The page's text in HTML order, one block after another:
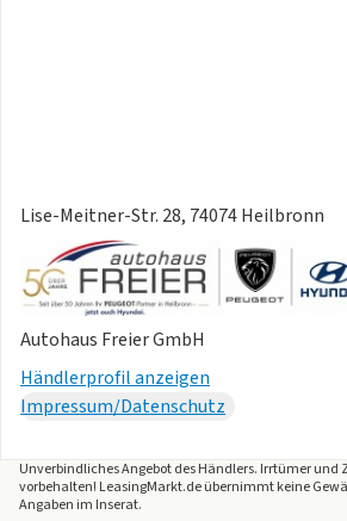
Lise-Meitner-Str. 28, 74074 Heilbronn
Autohaus Freier GmbH
Händlerprofil anzeigen
Impressum/Datenschutz
Unverbindliches Angebot desHändlers. Irrtümer und
vorbehalten! LeasingMarkt.de übernimmt keine
Angaben im Inserat.